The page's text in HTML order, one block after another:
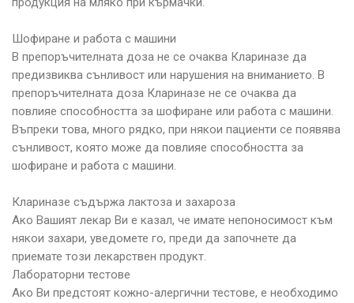
Шофиране и работа с машини
В препоръчителната доза не се очаква Клариназе да
предизвиква сънливост или нарушения на вниманието. В
препоръчителната доза Клариназе не се очаква да
повлияе способността за шофиране или работа с машини.
Въпреки това, много рядко, при някои пациенти се появява
сънливост, която може да повлияе способността за
шофиране и работа с машини.
Клариназе съдържа лактоза и захароза
Ако Вашият лекар Ви е казал, че имате непоносимост към
някои захари, уведомете го, преди да започнете да
приемате този лекарствен продукт.
Лабораторни тестове
Ако Ви предстоят кожно-алергични тестове, е необходимо